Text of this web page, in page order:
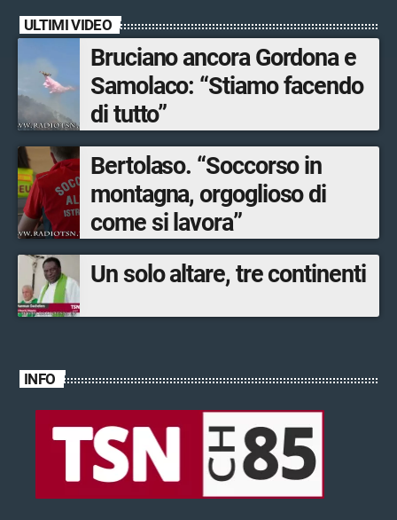
ULTIMI VIDEO
Bruciano ancora Gordona e
Samolaco: “Stiamo facendo
di tutto”
Bertolaso. “Soccorso in
montagna, orgoglioso di
come si lavora”
Un solo altare, tre continenti
INFO